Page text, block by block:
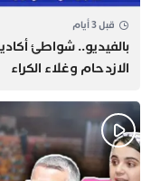
قبل 3 أيام
بالفيديو.. شواطئ
الازدحام وغلاء الكراء